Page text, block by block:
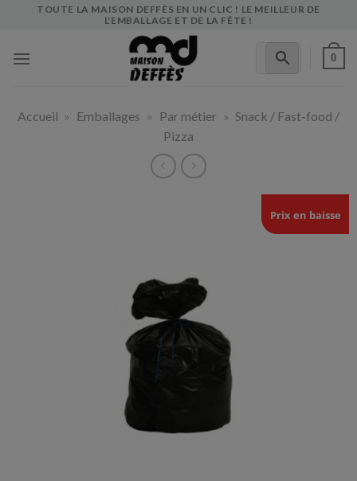
TOUTE LA MAISON DEFFÈS EN UN CLIC ! LE MEILLEUR DE
L'EMBALLAGE ET DE LA FÊTE !
0
Accueil » Emballages » Par métier » Snack / Fast-food /
Pizza
Prix en baisse